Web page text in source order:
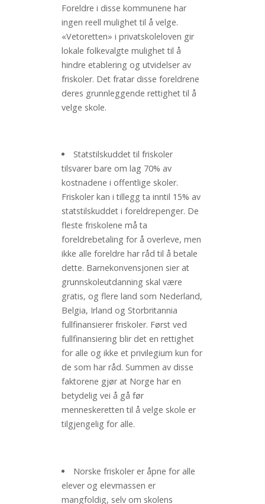
Foreldre i disse kommunene har
ingen reell mulighet til å velge.
«Vetoretten» i privatskoleloven gir
lokale folkevalgte mulighet til å
hindre etablering og utvidelser av
friskoler. Det fratar disse foreldrene
deres grunnleggende rettighet til å
velge skole.
Statstilskuddet til friskoler
tilsvarer bare om lag 70% av
kostnadene i offentlige skoler.
Friskoler kan i tillegg ta inntil 15% av
statstilskuddet i foreldrepenger. De
fleste friskolene må ta
foreldrebetaling for å overleve, men
ikke alle foreldre har råd til å betale
dette. Barnekonvensjonen sier at
grunnskoleutdanning skal være
gratis, og flere land som Nederland,
Belgia, Irland og Storbritannia
fullfinansierer friskoler. Først ved
fullfinansiering blir det en rettighet
for alle og ikke et privilegium kun for
de som har råd. Summen av disse
faktorene gjør at Norge har en
betydelig vei å gå før
menneskeretten til å velge skole er
tilgjengelig for alle.
Norske friskoler er åpne for alle
elever og elevmassen er
mangfoldig, selv om skolens